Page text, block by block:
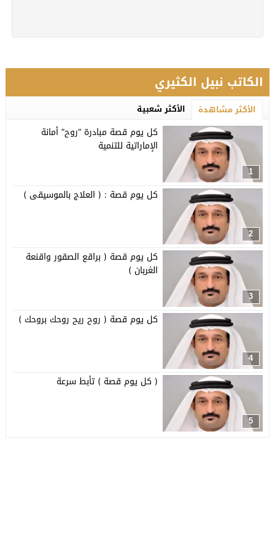
الكاتب نبيل الكثيري
الأكثر مشاهدة الأكثر شعبية
1
كل يوم قصة مبادرة “روح” أمانة
الإماراتية للتنمية
2
كل يوم قصة : ( العلاج بالموسيقى )
3
كل يوم قصة ( براقع الصقور واقنعة
الغربان )
4
كل يوم قصة ( روح ريح روحك بروحك )
5
( كل يوم قصة ) تأبط سرعة